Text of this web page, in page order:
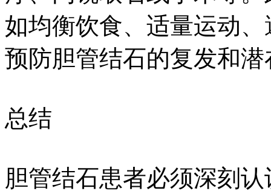
如均衡饮食、适量运动
预防胆管结石的复发和
总结
胆管结石患者必须深刻